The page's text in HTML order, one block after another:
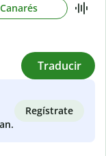
Canarés
Traducir
Regístrate